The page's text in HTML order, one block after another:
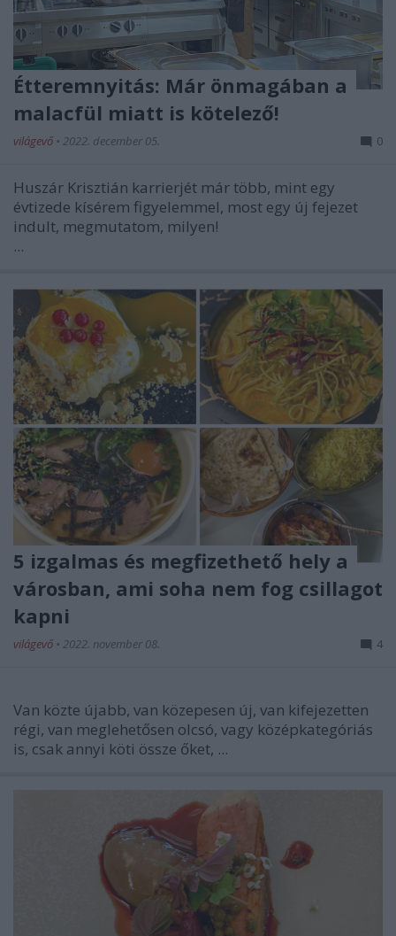
Étteremnyitás: Már önmagában a
malacfül miatt is kötelező!
világevő • 2022. december 05. 0
Huszár Krisztián karrierjét már több, mint egy
évtizede kísérem figyelemmel, most egy új fejezet
indult, megmutatom, milyen!
...
5 izgalmas és megfizethető hely a
városban, ami soha nem fog csillagot
kapni
világevő • 2022. november 08. 4
Van közte újabb, van közepesen új, van kifejezetten
régi, van meglehetősen olcsó, vagy középkategóriás
is, csak annyi köti össze őket, ...